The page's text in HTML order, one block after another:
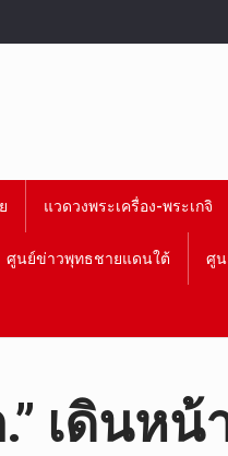
แวดวงพระเครื่อง-พระเกจิ
ศูนย์ข่าวพุทธชายแดนใต้ ศูน
เดินห